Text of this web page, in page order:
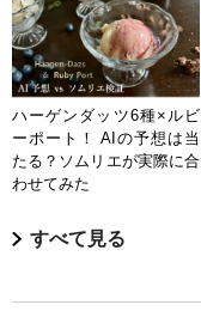
ハーゲンダッツ6種×ルビ
ーポート！ AIの予想は当
たる？ソムリエが実際に合
わせてみた
すべて見る